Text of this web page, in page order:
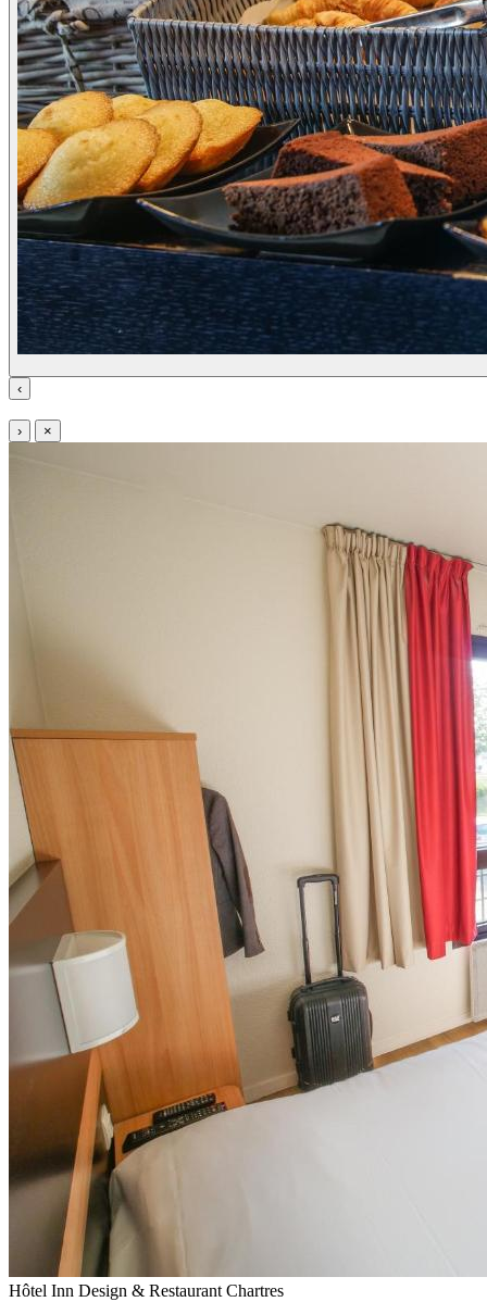
‹
› ×
Hôtel Inn Design & Restaurant Chartres